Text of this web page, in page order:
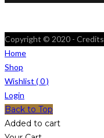
Copyright © 2020 - Credits
Home
Shop
Wishlist (0)
Login
Back to Top
Added to cart